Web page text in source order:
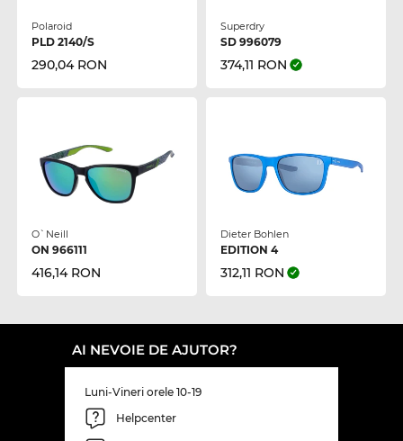
Polaroid
PLD 2140/S
290,04 RON
Superdry
SD 996079
374,11 RON
O`Neill
ON 966111
416,14 RON
Dieter Bohlen
EDITION 4
312,11 RON
AI NEVOIE DE AJUTOR?
Luni-Vineri orele 10-19
Helpcenter